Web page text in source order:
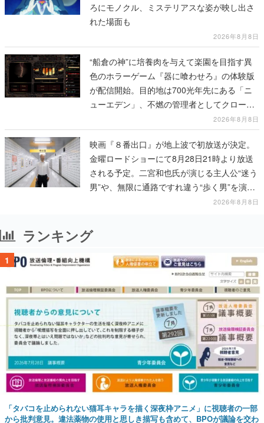
ろにモノクル、ミステリアスな姿が映し出さ
れた場面も
2026年8月8日
“船倉の神”に培養肉を与えて楽園を目指す異
色のホラーゲーム『器に喰わせろ』の体験版
が配信開始。目的地は700光年先にある「ニ
ューエデン」、不燃の管理者としてクローン
人間を増やし、加工して神に捧げる2026年8月8日
映画『８番出口』が地上波で初放送が決定。
金曜ロードショーにて8月28日21時より放送
される予定。二宮和也氏が演じる主人公“迷う
男”や、無限に通路ですれ違う“歩く男”を演じ
2026年8月8日
ランキング
1
「タバコを止められない猫耳キャラを描く深夜枠アニメ」に視聴者の一部
から批判意見。違法薬物の使用と思しき描写も含めて、BPOが議論を交わ